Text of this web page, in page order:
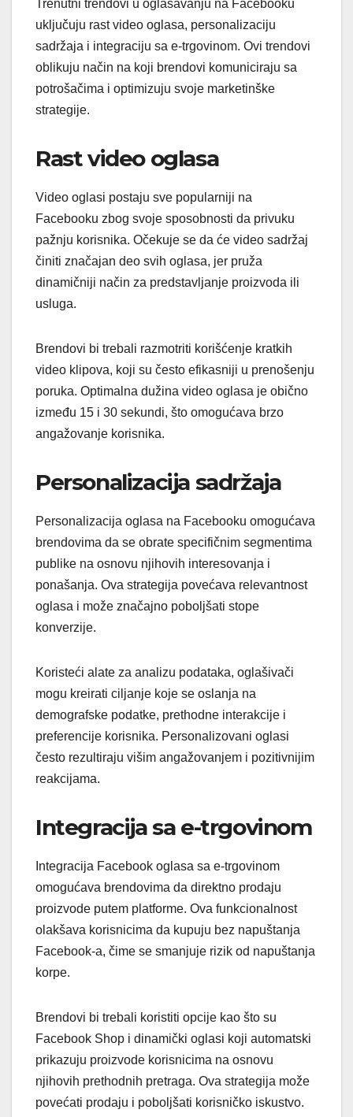
Trenutni trendovi u oglašavanju na Facebooku
uključuju rast video oglasa, personalizaciju
sadržaja i integraciju sa e-trgovinom. Ovi trendovi
oblikuju način na koji brendovi komuniciraju sa
potrošačima i optimizuju svoje marketinške
strategije.
Rast video oglasa
Video oglasi postaju sve popularniji na
Facebooku zbog svoje sposobnosti da privuku
pažnju korisnika. Očekuje se da će video sadržaj
činiti značajan deo svih oglasa, jer pruža
dinamičniji način za predstavljanje proizvoda ili
usluga.
Brendovi bi trebali razmotriti korišćenje kratkih
video klipova, koji su često efikasniji u prenošenju
poruka. Optimalna dužina video oglasa je obično
između 15 i 30 sekundi, što omogućava brzo
angažovanje korisnika.
Personalizacija sadržaja
Personalizacija oglasa na Facebooku omogućava
brendovima da se obrate specifičnim segmentima
publike na osnovu njihovih interesovanja i
ponašanja. Ova strategija povećava relevantnost
oglasa i može značajno poboljšati stope
konverzije.
Koristeći alate za analizu podataka, oglašivači
mogu kreirati ciljanje koje se oslanja na
demografske podatke, prethodne interakcije i
preferencije korisnika. Personalizovani oglasi
često rezultiraju višim angažovanjem i pozitivnijim
reakcijama.
Integracija sa e-trgovinom
Integracija Facebook oglasa sa e-trgovinom
omogućava brendovima da direktno prodaju
proizvode putem platforme. Ova funkcionalnost
olakšava korisnicima da kupuju bez napuštanja
Facebook-a, čime se smanjuje rizik od napuštanja
korpe.
Brendovi bi trebali koristiti opcije kao što su
Facebook Shop i dinamički oglasi koji automatski
prikazuju proizvode korisnicima na osnovu
njihovih prethodnih pretraga. Ova strategija može
povećati prodaju i poboljšati korisničko iskustvo.